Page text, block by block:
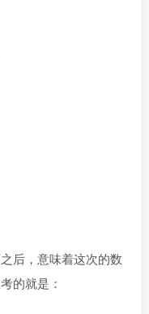
后，意味着这次的数
的就是：